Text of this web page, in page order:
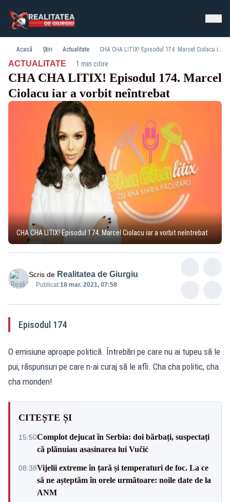
Acasă Știri Actualitate CHA CHA LITIX! Episodul 174. Marcel Ciolacu iar a vorbit neîntrebat
ACTUALITATE· 1 min citire
CHA CHA LITIX! Episodul 174. Marcel
Ciolacu iar a vorbit neîntrebat
CHA CHA LITIX! Episodul 174. Marcel Ciolacu iar a vorbit neîntrebat
Scris de Realitatea de Giurgiu
Publicat:18 mar. 2021, 07:58
Episodul 174
O emisiune aproape politică. Întrebări pe care nu ai tupeu să le
pui, răspunsuri pe care n-ai curaj să le afli. Cha cha politic, cha
cha monden!
CITEȘTE ȘI
15:50Complot dejucat în Serbia: doi bărbați, suspectați
că plănuiau asasinarea lui Vučić
08:38Vijelii extreme în țară și temperaturi de foc. La ce
să ne așteptăm în orele următoare: noile date de la
ANM